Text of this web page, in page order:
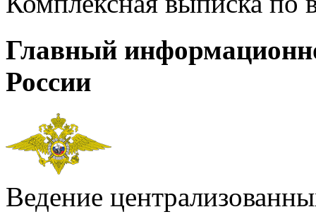
Главный
России
Ведение